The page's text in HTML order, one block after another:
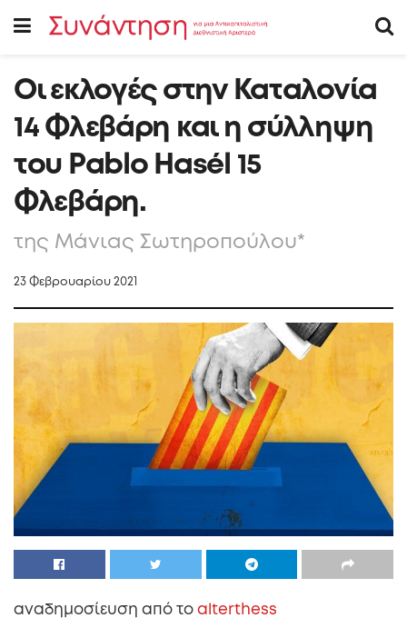
Οι εκλογές στην Καταλονία
14 Φλεβάρη και η σύλληψη
του Pablo Hasél 15
Φλεβάρη.
της Μάνιας Σωτηροπούλου*
23 Φεβρουαρίου 2021
αναδημοσίευση από το alterthess